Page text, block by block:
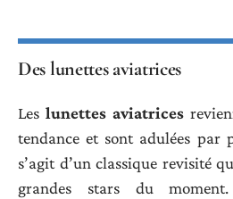
Des lunettes aviatrices
Les lunettes aviatrices
tendance et sont adulées par
s’agit d’un classique revisité
grandes stars du